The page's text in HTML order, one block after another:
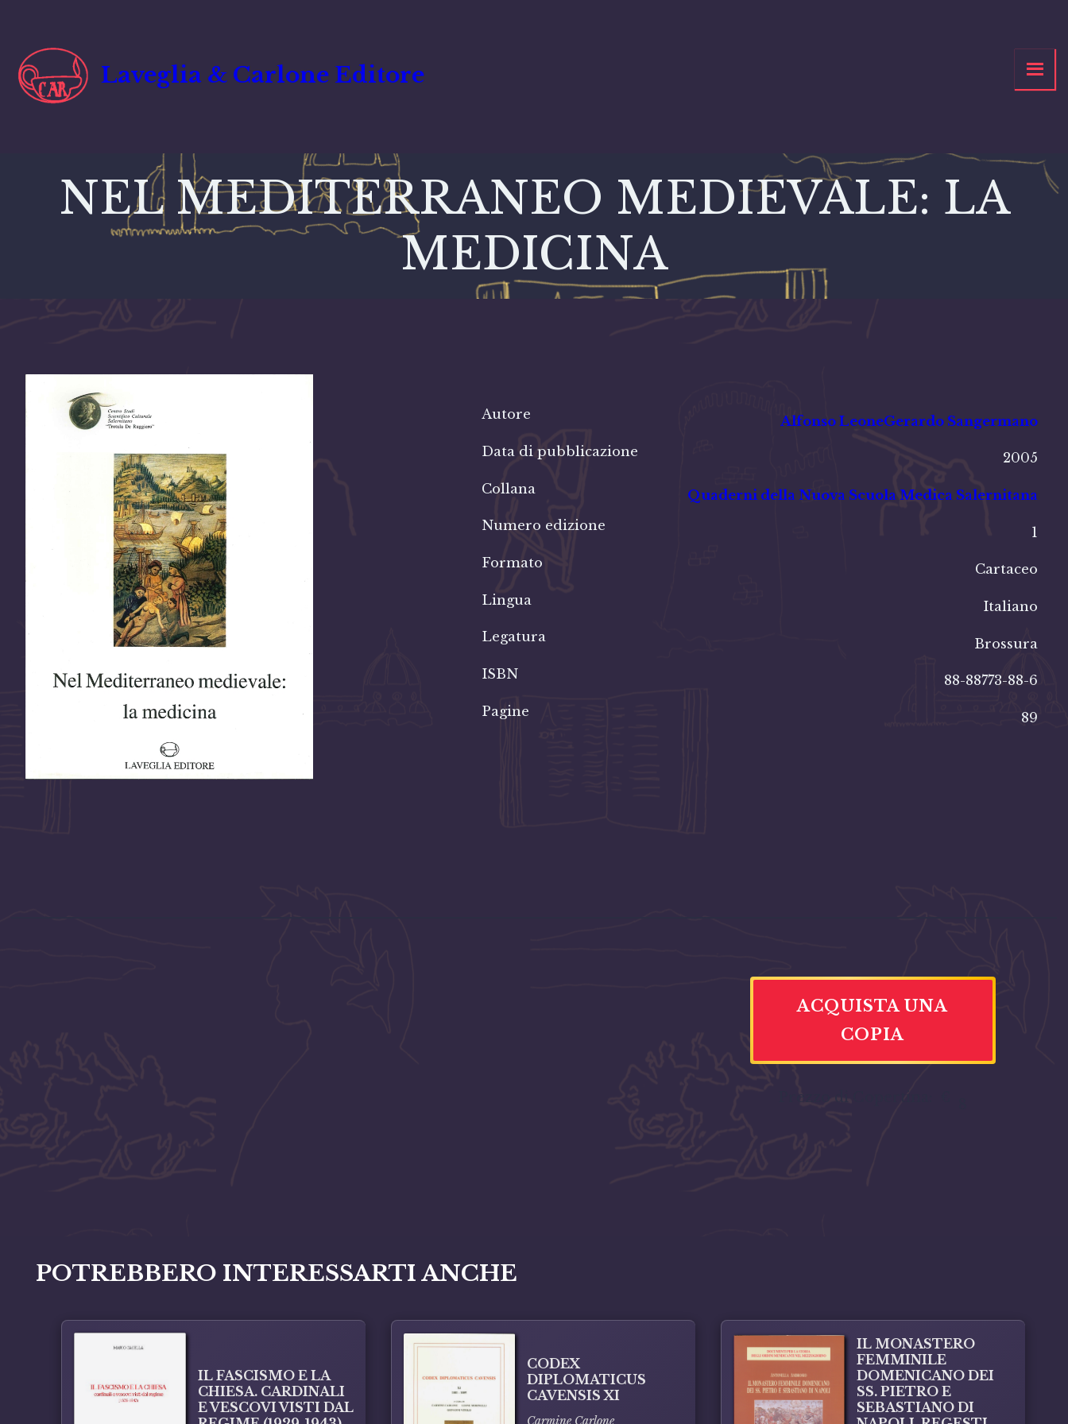
Laveglia & Carlone Editore
NEL MEDITERRANEO MEDIEVALE: LA
MEDICINA
Autore Alfonso LeoneGerardo Sangermano
Data di pubblicazione
2005
Collana
Quaderni della Nuova Scuola Medica Salernitana
Numero edizione
1
Formato
Cartaceo
Lingua
Italiano
Legatura
Brossura
ISBN
88-88773-88-6
Pagine
89
ACQUISTA UNA
COPIA
Prezzo di Copertina:
POTREBBERO INTERESSARTI ANCHE
IL FASCISMO E LA
CHIESA. CARDINALI
E VESCOVI VISTI DAL
CODEX
DIPLOMATICUS
CAVENSIS XI
Carmine Carlone
IL MONASTERO
FEMMINILE
DOMENICANO DEI
SS. PIETRO E
SEBASTIANO DI